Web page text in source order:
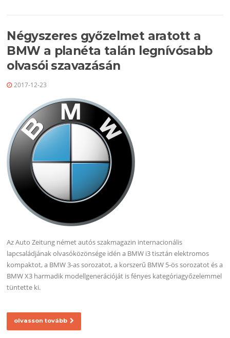
Négyszeres győzelmet aratott a
BMW a planéta talán legnívósabb
olvasói szavazásán
2017-12-23
Az Auto Zeitung német autós szakmagazin internacionális
lapcsaládjának olvasóközönsége idén a BMW i3 tisztán elektromos
kompaktot, a BMW 3-as sorozatot, a korszerű BMW 5-ös sorozatot és a
BMW X3 harmadik modellgenerációját is fényes kategóriagyőzelemmel
tüntette ki.
olvasson tovább